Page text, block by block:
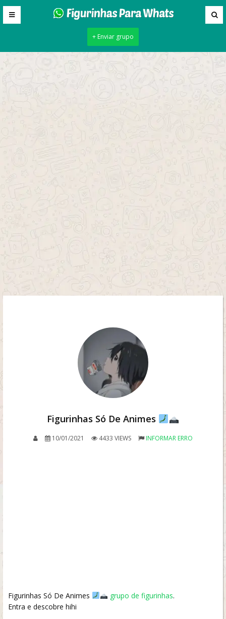
+ Enviar grupo
Figurinhas Só De Animes
10/01/2021 4433 VIEWS INFORMAR ERRO
Figurinhas Só De Animes grupo de figurinhas.
Entra e descobre hihi